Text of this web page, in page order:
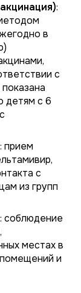
:
в
с
детям с 6
: прием
с
из групп
: соблюдение
местах в
и